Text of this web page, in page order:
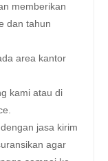
memberikan
dan tahun
area kantor
kami atau di
jasa kirim
agar